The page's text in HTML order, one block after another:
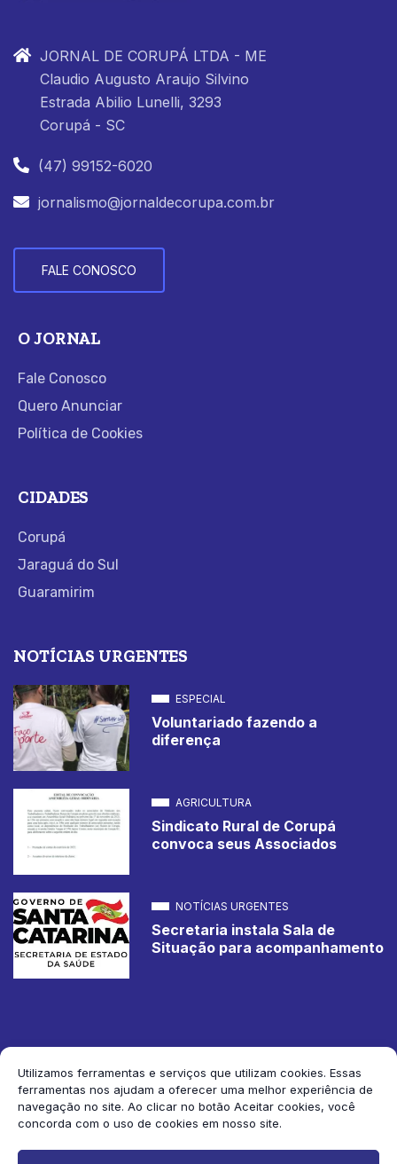
Utilizamos ferramentas e serviços que utilizam cookies. Essas
ferramentas nos ajudam a oferecer uma melhor experiência de
navegação no site. Ao clicar no botão Aceitar cookies, você
concorda com o uso de cookies em nosso site.
JORNAL DE CORUPÁ LTDA - ME
Claudio Augusto Araujo Silvino
Estrada Abilio Lunelli, 3293
Corupá - SC
(47) 99152-6020
jornalismo@jornaldecorupa.com.br
FALE CONOSCO
O JORNAL
Fale Conosco
Quero Anunciar
Política de Cookies
CIDADES
Corupá
Jaraguá do Sul
Guaramirim
NOTÍCIAS URGENTES
ESPECIAL
Voluntariado fazendo a
diferença
AGRICULTURA
Sindicato Rural de Corupá
convoca seus Associados
NOTÍCIAS URGENTES
Secretaria instala Sala de
Situação para acompanhamento
2026 Jornal de Corupá. Todos os direitos reservados.